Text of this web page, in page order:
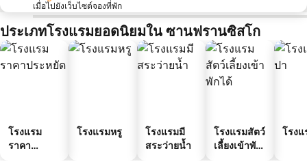
เมื่อไปยังเว็บไซต์จองที่พัก
ประเภทโรงแรมยอดนิยมใน ซานฟรานซิสโก
โรงแรม
ราคา
โรงแรมหรู
โรงแรมมี
สระว่ายน้ำ
โรงแรมสัตว์
เลี้ยงเข้าพัก
โรง